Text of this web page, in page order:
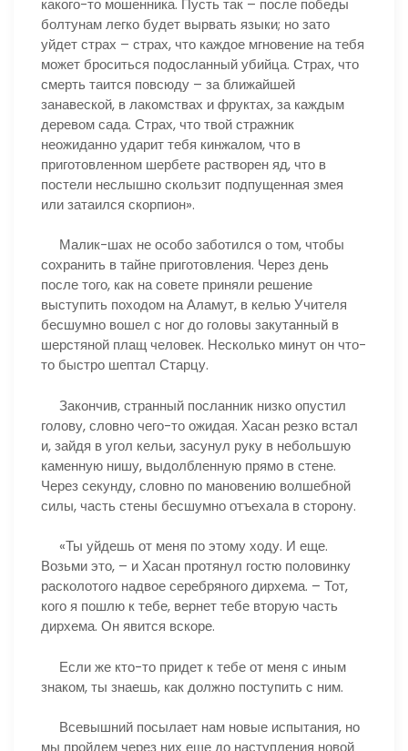
болтунам легко будет вырвать языки; но зато
уйдет страх – страх, что каждое мгновение на тебя
может броситься подосланный убийца. Страх, что
смерть таится повсюду – за ближайшей
занавеской, в лакомствах и фруктах, за каждым
деревом сада. Страх, что твой стражник
неожиданно ударит тебя кинжалом, что в
приготовленном шербете растворен яд, что в
постели неслышно скользит подпущенная змея
или затаился скорпион».
Малик-шах не особо заботился о том, чтобы
сохранить в тайне приготовления. Через день
после того, как на совете приняли решение
выступить походом на Аламут, в келью Учителя
бесшумно вошел с ног до головы закутанный в
шерстяной плащ человек. Несколько минут он что-
то быстро шептал Старцу.
Закончив, странный посланник низко опустил
голову, словно чего-то ожидая. Хасан резко встал
и, зайдя в угол кельи, засунул руку в небольшую
каменную нишу, выдолбленную прямо в стене.
Через секунду, словно по мановению волшебной
силы, часть стены бесшумно отъехала в сторону.
«Ты уйдешь от меня по этому ходу. И еще.
Возьми это, – и Хасан протянул гостю половинку
расколотого надвое серебряного дирхема. – Тот,
кого я пошлю к тебе, вернет тебе вторую часть
дирхема. Он явится вскоре.
Если же кто-то придет к тебе от меня с иным
знаком, ты знаешь, как должно поступить с ним.
Всевышний посылает нам новые испытания, но
мы пройдем через них еще до наступления новой